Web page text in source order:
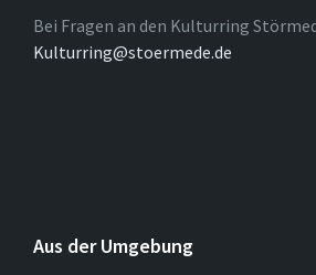
Bei Fragen an den Kulturring
Kulturring@stoermede.de
Aus der Umgebung